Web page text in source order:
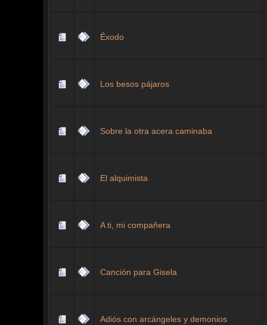
Éxodo
Los besos pájaros
Sobre la otra acera caminaba
El alquimista
A ti, mi compañera
Canción para Gisela
Adiós con arcángeles y demonios